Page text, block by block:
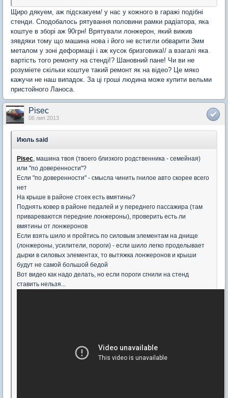
Щиро дякуем, аж пiдскакуем/ у нас у кожного в гаражi подiбнi
стенди. Сподобалось рятування половини рамки радiатора, яка
коштуе в зборi аж 90грн! Врятували лонжерон, який вижив
зявдяки тому що машина нова i його не встигли обварити 3мм
металом у зонi деформацii i аж кусок бризговика!/ а взагалi яка
вартiсть того ремонту на стендi!? Шановний пане! Чи ви не
розумiете скiльки коштуе такий ремонт як на вiдео? Це мяко
кажучи не наш випадок. За цi грошi людина може купити вельми
пристойного Ланоса.
Pisec
06 лип 2013
Июль said
Pisec машина твоя (твоего близкого родственника - семейная)
или "по доверенности"?
Если "по доверенности" - смысла чинить гнилое авто скорее всего
нет
На крыше в районе стоек есть вмятины?
Поднять ковер в районе педалей и у переднего пассажира (там
привареваются передние лонжероны), проверить есть ли
вмятины от лонжеронов
Если взять шило и пройтись по силовым элементам на днище
(лонжероны, усилители, пороги) - если шило легко проделывает
дырки в силовых элементах, то вытяжка лонжеронов и крыши
будут не самой большой бедой
Вот видео как надо делать, но если пороги сгнили на стенд
ставить нельзя...